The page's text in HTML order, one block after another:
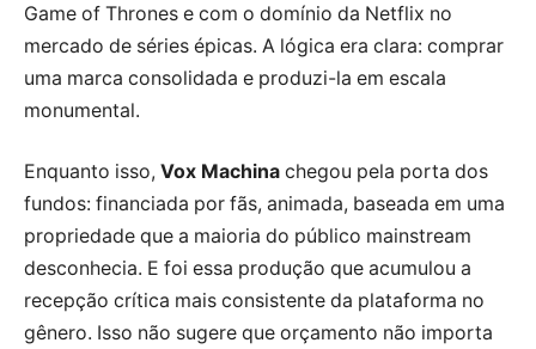
Game of Thrones e com o domínio da Netflix no
mercado de séries épicas. A lógica era clara: comprar
uma marca consolidada e produzi-la em escala
monumental.
Enquanto isso, Vox Machina chegou pela porta dos
fundos: financiada por fãs, animada, baseada em uma
propriedade que a maioria do público mainstream
desconhecia. E foi essa produção que acumulou a
recepção crítica mais consistente da plataforma no
gênero. Isso não sugere que orçamento não importa